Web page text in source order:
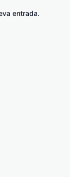
entrada.